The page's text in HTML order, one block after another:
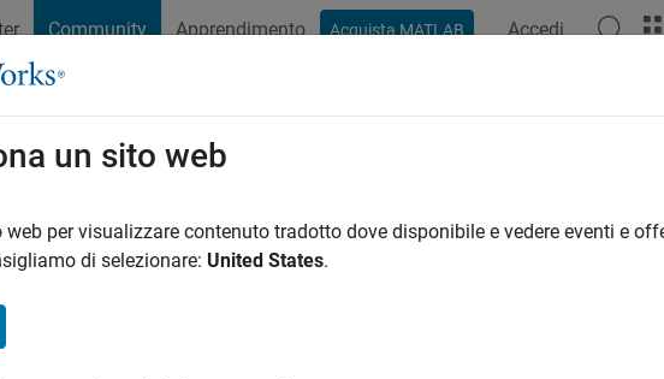
Community Apprendimento Acquista MATLAB Accedi
Cody
0Following:0
un sito web
per visualizzare contenuto tradotto dove disponibile e vedere eventi e
di selezionare: United States.